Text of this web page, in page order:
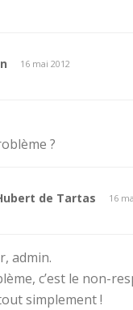
16 mai 2012
?
de Tartas 16
admin.
c’est le non-
simplement !